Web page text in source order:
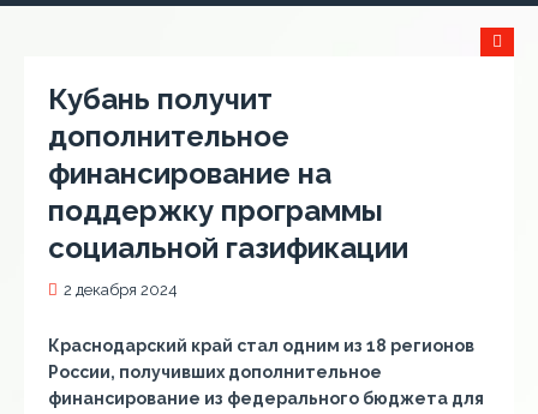
Кубань получит
дополнительное
финансирование на
поддержку программы
социальной газификации
2 декабря 2024
Краснодарский край стал одним из 18 регионов
России, получивших дополнительное
финансирование из федерального бюджета для